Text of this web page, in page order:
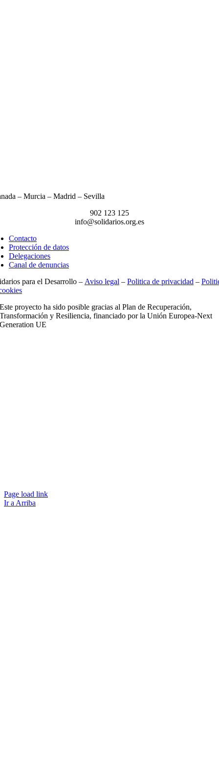
– Murcia – Madrid – Sevilla
902 123 125
info@solidarios.org.es
Contacto
Protección de datos
Delegaciones
Canal de denuncias
para el Desarrollo – Aviso legal – Politica de privacidad –
Este proyecto ha sido posible gracias al Plan de Recuperación,
Transformación y Resiliencia, financiado por la Unión Europea-Next
Generation UE
Page load link
Ir a Arriba